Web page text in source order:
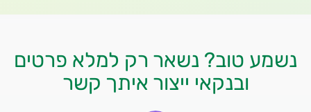
נשמע טוב? נשאר רק למלא פרטים
ובנקאי ייצור איתך קשר